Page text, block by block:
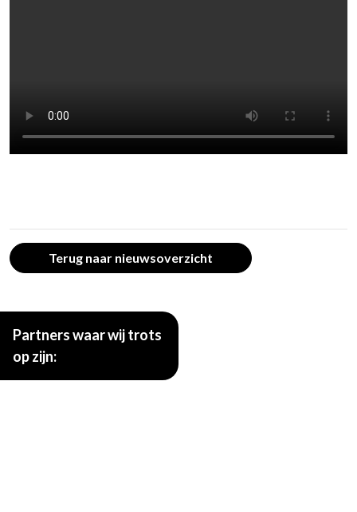
Terug naar nieuwsoverzicht
Partners waar wij trots
op zijn: